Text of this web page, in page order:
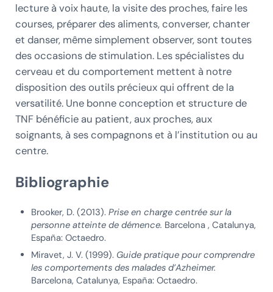
lecture à voix haute, la visite des proches, faire les
courses, préparer des aliments, converser, chanter
et danser, même simplement observer, sont toutes
des occasions de stimulation. Les spécialistes du
cerveau et du comportement mettent à notre
disposition des outils précieux qui offrent de la
versatilité. Une bonne conception et structure de
TNF bénéficie au patient, aux proches, aux
soignants, à ses compagnons et à l’institution ou au
centre.
Bibliographie
Brooker, D. (2013). Prise en charge centrée sur la
personne atteinte de démence. Barcelona , Catalunya,
España: Octaedro.
Miravet, J. V. (1999). Guide pratique pour comprendre
les comportements des malades d’Azheimer.
Barcelona, Catalunya, España: Octaedro.